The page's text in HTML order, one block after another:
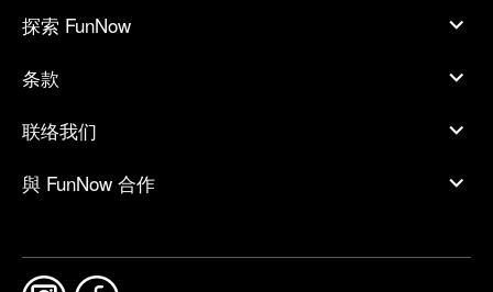
探索 FunNow
条款
联络我们
與 FunNow 合作